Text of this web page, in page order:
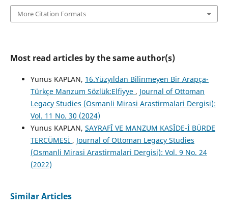
More Citation Formats
Most read articles by the same author(s)
Yunus KAPLAN, 16.Yüzyıldan Bilinmeyen Bir Arapça-
Türkçe Manzum Sözlük:Elfiyye , Journal of Ottoman
Legacy Studies (Osmanli Mirasi Arastirmalari Dergisi):
Vol. 11 No. 30 (2024)
Yunus KAPLAN, SAYRAFÎ VE MANZUM KASÎDE-İ BÜRDE
TERCÜMESİ , Journal of Ottoman Legacy Studies
(Osmanli Mirasi Arastirmalari Dergisi): Vol. 9 No. 24
(2022)
Similar Articles